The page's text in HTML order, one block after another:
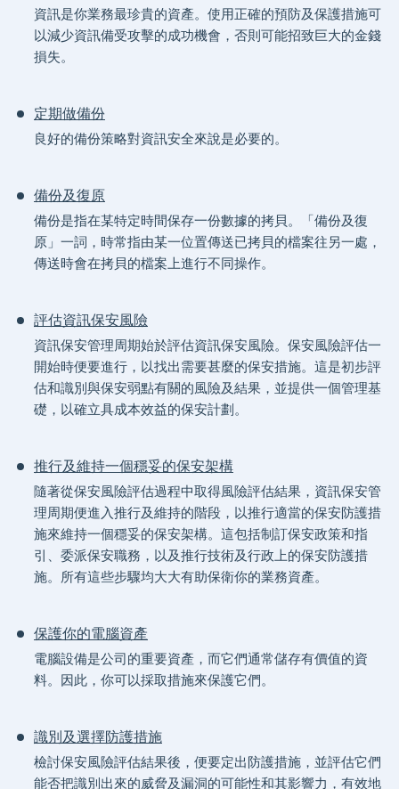
資訊是你業務最珍貴的資產。使用正確的預防及保護措施可
以減少資訊備受攻擊的成功機會，否則可能招致巨大的金錢
損失。
定期做備份
良好的備份策略對資訊安全來說是必要的。
備份及復原
備份是指在某特定時間保存一份數據的拷貝。「備份及復
原」一詞，時常指由某一位置傳送已拷貝的檔案往另一處，
傳送時會在拷貝的檔案上進行不同操作。
評估資訊保安風險
資訊保安管理周期始於評估資訊保安風險。保安風險評估一
開始時便要進行，以找出需要甚麼的保安措施。這是初步評
估和識別與保安弱點有關的風險及結果，並提供一個管理基
礎，以確立具成本效益的保安計劃。
推行及維持一個穩妥的保安架構
隨著從保安風險評估過程中取得風險評估結果，資訊保安管
理周期便進入推行及維持的階段，以推行適當的保安防護措
施來維持一個穩妥的保安架構。這包括制訂保安政策和指
引、委派保安職務，以及推行技術及行政上的保安防護措
施。所有這些步驟均大大有助保衛你的業務資產。
保護你的電腦資產
電腦設備是公司的重要資產，而它們通常儲存有價值的資
料。因此，你可以採取措施來保護它們。
識別及選擇防護措施
檢討保安風險評估結果後，便要定出防護措施，並評估它們
能否把識別出來的威脅及漏洞的可能性和其影響力，有效地